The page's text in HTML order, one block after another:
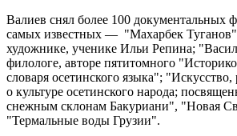
Валиев снял более 100 документальных
самых известных — "Махарбек Туганов"
художнике, ученике Ильи Репина;
филологе, авторе пятитомного
словаря осетинского языка";
о культуре осетинского народа;
снежным склонам Бакуриани", "Новая
"Термальные воды Грузии".